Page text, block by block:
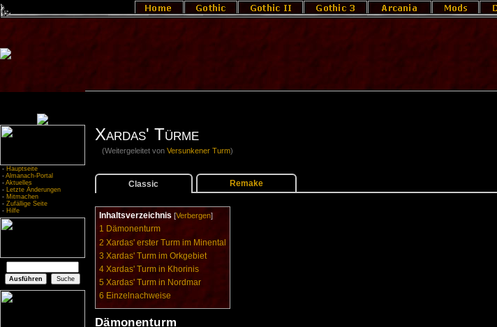
- Hauptseite
- Almanach-Portal
- Aktuelles
- Letzte Änderungen
- Mitmachen
- Zufällige Seite
- Hilfe
Xardas' Türme
(Weitergeleitet vonVersunkener Turm)
Classic Remake
Inhaltsverzeichnis [Verbergen]
1 Dämonenturm
2 Xardas' erster Turm im Minental
3 Xardas' Turm im Orkgebiet
4 Xardas' Turm in Khorinis
5 Xardas' Turm in Nordmar
6 Einzelnachweise
Dämonenturm